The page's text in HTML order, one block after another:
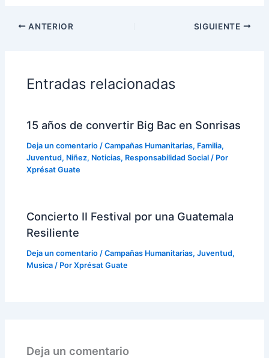
ANTERIOR SIGUIENTE
Entradas relacionadas
15 años de convertir Big Bac en Sonrisas
Deja un comentario /Campañas Humanitarias, Familia,
Juventud, Niñez, Noticias, Responsabilidad Social / Por
Xprésat Guate
Concierto II Festival por una Guatemala
Resiliente
Deja un comentario /Campañas Humanitarias,Juventud,
Musica / PorXprésat Guate
Deja un comentario